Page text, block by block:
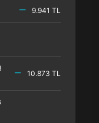
9.941 TL
10.873 TL